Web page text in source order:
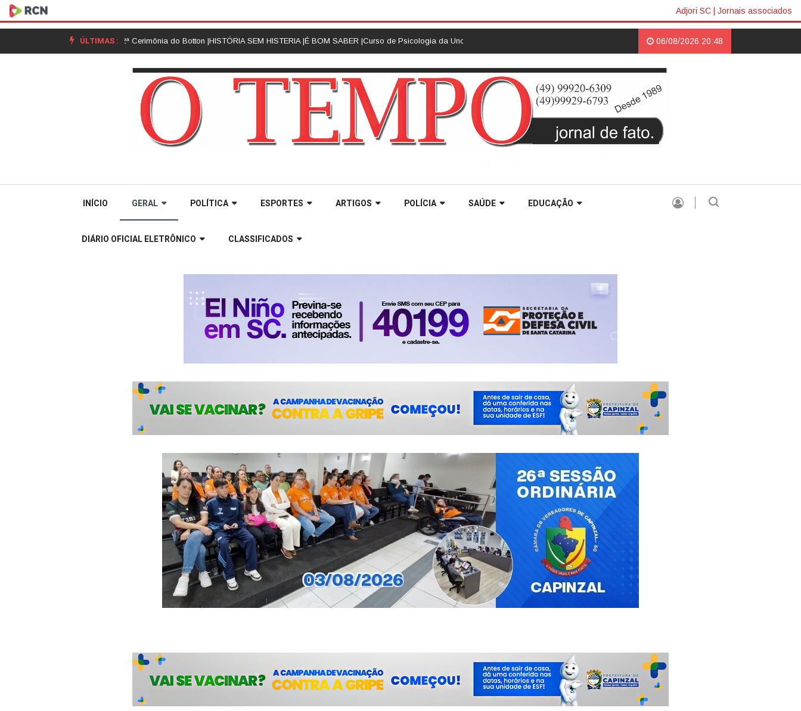
Adjori SC | Jornais associados
ÚLTIMAS :
Unoesc Joaçaba realiza 2ª Cerimônia do Botton |HISTÓRIA SEM HISTERIA |É BOM SABER |Curso de Psicologia da Unoesc Joaçaba realiza 2ª Cerimônia do Botton | HISTÓRIA SEM HISTERIA |
06/08/2026 20:48
INÍCIO GERAL POLÍTICA ESPORTES ARTIGOS POLÍCIA SAÚDE EDUCAÇÃO
DIÁRIO OFICIAL ELETRÔNICO CLASSIFICADOS